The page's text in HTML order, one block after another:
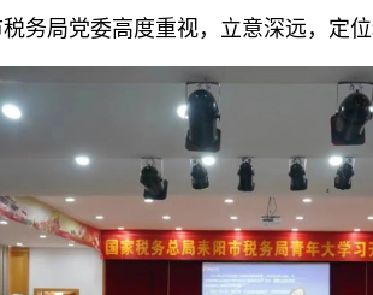
务局党委高度重视，立意深远，定位